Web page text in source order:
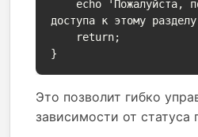
доступа к этому
}
Это позволит гибко
зависимости от статуса